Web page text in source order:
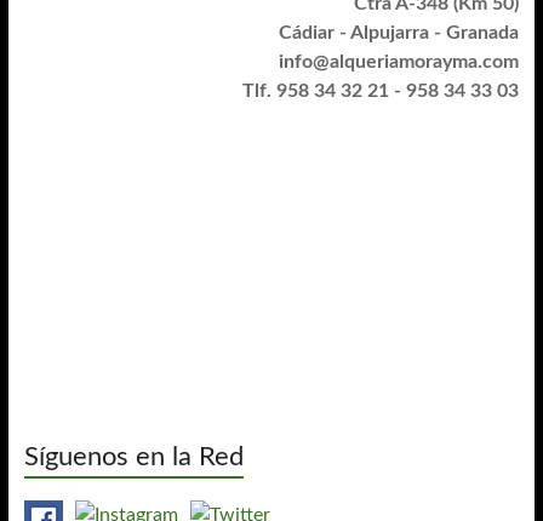
Cádiar - Alpujarra - Granada
info@alqueriamorayma.com
Tlf. 958 34 32 21 - 958 34 33 03
Síguenos en la Red